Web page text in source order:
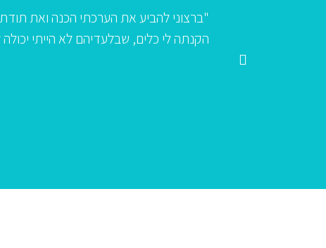
לצוות המאבחנות ולפסיכולוג התעסוקתי של מכון הדס.
את מבחן המיון, ועל כך – תודות. אני ממליצה לכל עובד
מלאה במכון הדס. יישר כח!"